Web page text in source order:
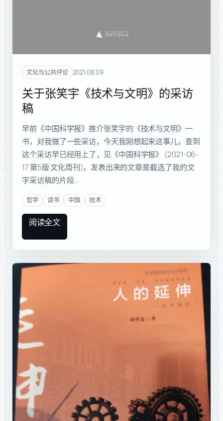
文化与公共评论 2021.08.09
关于张笑宇《技术与文明》的采访
稿
早前《中国科学报》推介张笑宇的《技术与文明》一
书，对我做了一些采访，今天我刚想起来这事儿，查到
这个采访早已经用上了，见《中国科学报》 (2021-06-
17 第5版 文化周刊)。发表出来的文章是截选了我的文
字采访稿的片段…
哲学 读书 中国 技术
阅读全文